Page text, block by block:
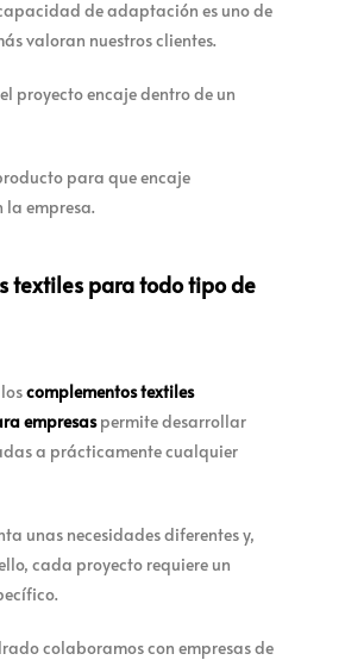
de adaptación es uno de
valoran nuestros clientes.
proyecto encaje dentro de un
para que encaje
la empresa.
textiles para todo tipo de
loscomplementos textiles
empresaspermite desarrollar
a prácticamente cualquier
unas necesidades diferentes y,
cada proyecto requiere un
colaboramos con empresas de